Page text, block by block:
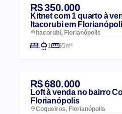
R$ 350.000
Kitnet com 1 quarto à
Itacorubi em
Itacorubi, Florianópolis
1
1 35m²
R$ 680.000
Loft à venda no bairro
Florianópolis
Coqueiros, Florianópolis